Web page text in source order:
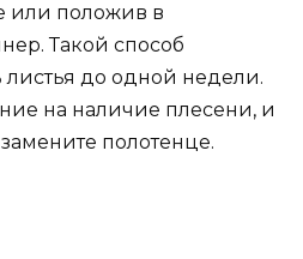
или положив в
Такой способ
листья до одной недели.
на наличие плесени, и
полотенце.